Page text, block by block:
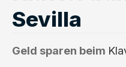
Sevilla
Geld sparen beim